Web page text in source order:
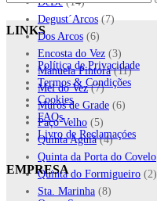
Degust´Arcos (7)
Dos Arcos (6)
Encosta do Vez (3)
Manuela Pintora (11)
Mel do Vez (7)
Muros de Grade (6)
Paço Velho (5)
Quinta Aguiã (4)
Quinta da Porta do Covelo
Quinta do Formigueiro (2)
Sta. Marinha (8)
LINKS
Política de Privacidade
Termos & Condições
Cookies
FAQs
Livro de Reclamaçóes
EMPRESA